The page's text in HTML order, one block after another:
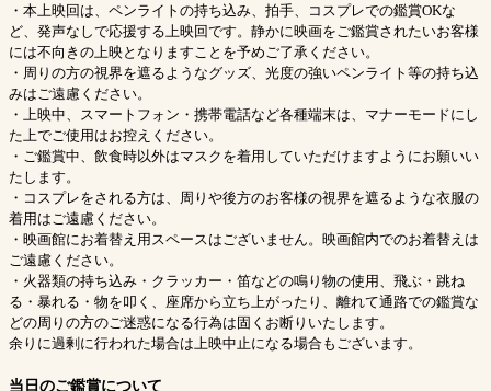
・本上映回は、ペンライトの持ち込み、拍手、コスプレでの鑑賞OKな
ど、発声なしで応援する上映回です。静かに映画をご鑑賞されたいお客様
には不向きの上映となりますことを予めご了承ください。
・周りの方の視界を遮るようなグッズ、光度の強いペンライト等の持ち込
みはご遠慮ください。
・上映中、スマートフォン・携帯電話など各種端末は、マナーモードにし
た上でご使用はお控えください。
・ご鑑賞中、飲食時以外はマスクを着用していただけますようにお願いい
たします。
・コスプレをされる方は、周りや後方のお客様の視界を遮るような衣服の
着用はご遠慮ください。
・映画館にお着替え用スペースはございません。映画館内でのお着替えは
ご遠慮ください。
・火器類の持ち込み・クラッカー・笛などの鳴り物の使用、飛ぶ・跳ね
る・暴れる・物を叩く、座席から立ち上がったり、離れて通路での鑑賞な
どの周りの方のご迷惑になる行為は固くお断りいたします。
余りに過剰に行われた場合は上映中止になる場合もございます。
当日のご鑑賞について